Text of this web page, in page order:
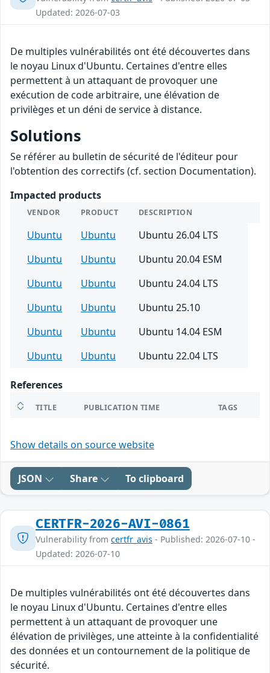
Updated: 2026-07-03
De multiples vulnérabilités ont été découvertes dans
le noyau Linux d'Ubuntu. Certaines d'entre elles
permettent à un attaquant de provoquer une
exécution de code arbitraire, une élévation de
privilèges et un déni de service à distance.
Solutions
Se référer au bulletin de sécurité de l'éditeur pour
l'obtention des correctifs (cf. section Documentation).
Impacted products
VENDOR PRODUCT DESCRIPTION
Ubuntu Ubuntu
Ubuntu 26.04 LTS
Ubuntu
Ubuntu
Ubuntu 20.04 ESM
Ubuntu
Ubuntu
Ubuntu 24.04 LTS
Ubuntu
Ubuntu
Ubuntu 25.10
Ubuntu
Ubuntu
Ubuntu 14.04 ESM
Ubuntu
Ubuntu Ubuntu 22.04 LTS
References
TITLE PUBLICATION TIME TAGS
Show details on source website
JSON Share To clipboard
CERTFR-2026-AVI-0861
Vulnerability from certfr_avis - Published: 2026-07-10 -
Updated: 2026-07-10
De multiples vulnérabilités ont été découvertes dans
le noyau Linux d'Ubuntu. Certaines d'entre elles
permettent à un attaquant de provoquer une
élévation de privilèges, une atteinte à la confidentialité
des données et un contournement de la politique de
sécurité.